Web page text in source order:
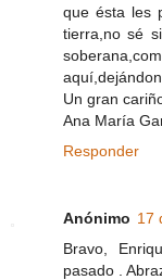
que ésta les
tierra,no sé
Un gran
Ana María
Responder
Anónimo 17
Bravo,
pasado .